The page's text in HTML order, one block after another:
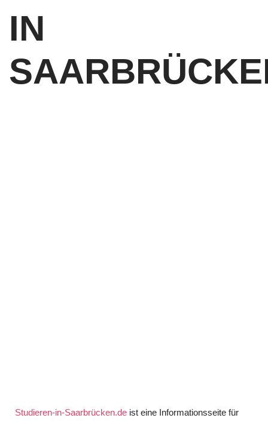
IN
Studieren-in-Saarbrücken.de ist eine Informationsseite für